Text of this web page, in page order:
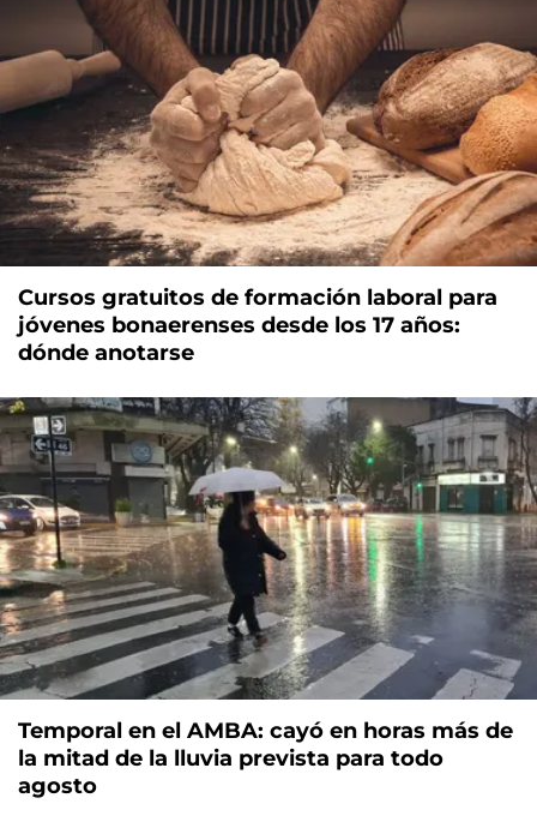
Cursos gratuitos de formación laboral para
jóvenes bonaerenses desde los 17 años:
dónde anotarse
Temporal en el AMBA: cayó en horas más de
la mitad de la lluvia prevista para todo
agosto